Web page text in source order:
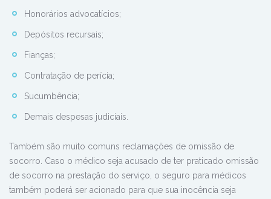
Honorários advocatícios;
Depósitos recursais;
Fianças;
Contratação de perícia;
Sucumbência;
Demais despesas judiciais.
Também são muito comuns reclamações de omissão de
socorro. Caso o médico seja acusado de ter praticado omissão
de socorro na prestação do serviço, o seguro para médicos
também poderá ser acionado para que sua inocência seja